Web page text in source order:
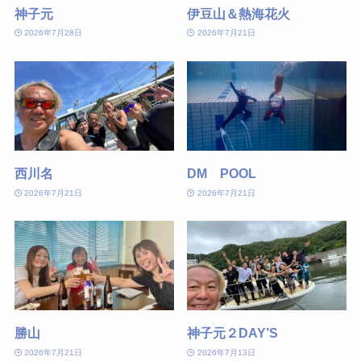
神子元
2026年7月28日
伊豆山＆熱海花火
2026年7月21日
西川名
2026年7月21日
DM POOL
2026年7月21日
勝山
2026年7月21日
神子元２DAY’S
2026年7月13日